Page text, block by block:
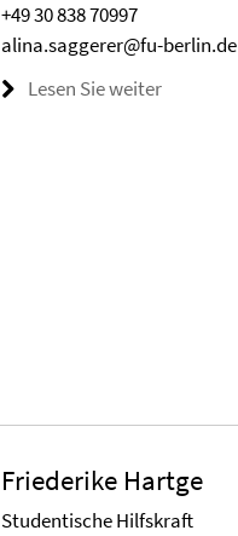
+49 30 838 70997
alina.saggerer@fu-berlin.de
Lesen Sie weiter
Friederike Hartge
Studentische Hilfskraft